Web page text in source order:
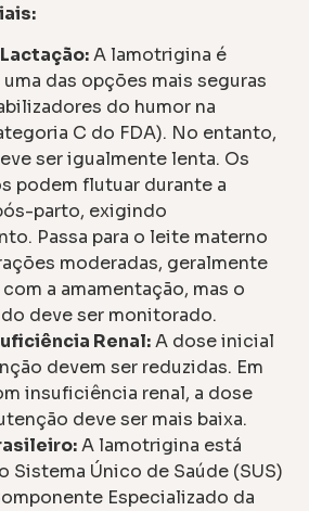
A lamotrigina é
das opções mais seguras
do humor na
C do FDA). No entanto,
ser igualmente lenta. Os
podem flutuar durante a
parto, exigindo
Passa para o leite materno
moderadas, geralmente
a amamentação, mas o
deve ser monitorado.
Renal:A dose inicial
devem ser reduzidas. Em
insuficiência renal, a dose
deve ser mais baixa.
A lamotrigina está
Sistema Único de Saúde (SUS)
Especializado da